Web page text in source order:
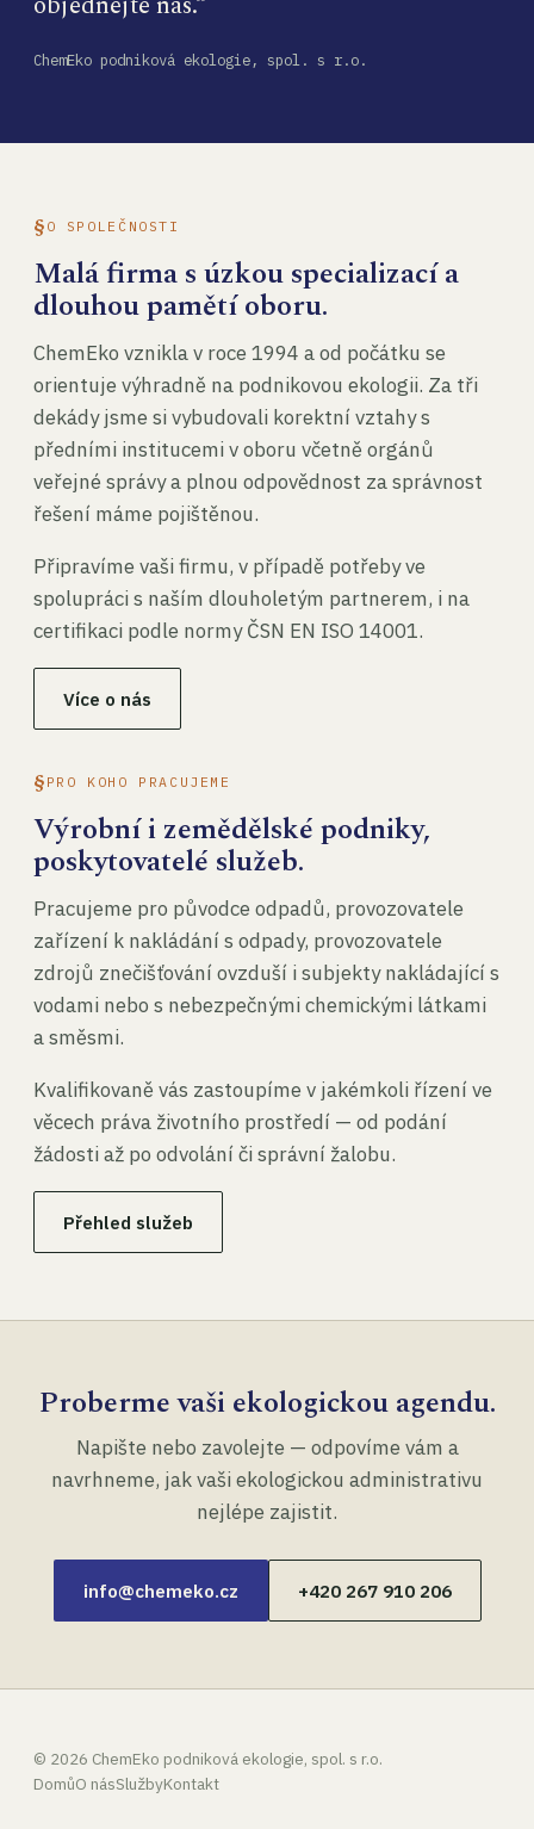
ChemEko podniková ekologie, spol. s r.o.
O SPOLEČNOSTI
Malá firma s úzkou specializací a
dlouhou pamětí oboru.
ChemEko vznikla v roce 1994 a od počátku se
orientuje výhradně na podnikovou ekologii. Za tři
dekády jsme si vybudovali korektní vztahy s
předními institucemi v oboru včetně orgánů
veřejné správy a plnou odpovědnost za správnost
řešení máme pojištěnou.
Připravíme vaši firmu, v případě potřeby ve
spolupráci s naším dlouholetým partnerem, i na
certifikaci podle normy ČSN EN ISO 14001.
Více o nás
PRO KOHO PRACUJEME
Výrobní i zemědělské podniky,
poskytovatelé služeb.
Pracujeme pro původce odpadů, provozovatele
zařízení k nakládání s odpady, provozovatele
zdrojů znečišťování ovzduší i subjekty nakládající s
vodami nebo s nebezpečnými chemickými látkami
a směsmi.
Kvalifikovaně vás zastoupíme v jakémkoli řízení ve
věcech práva životního prostředí — od podání
žádosti až po odvolání či správní žalobu.
Přehled služeb
Proberme vaši ekologickou agendu.
Napište nebo zavolejte — odpovíme vám a
navrhneme, jak vaši ekologickou administrativu
nejlépe zajistit.
info@chemeko.cz +420 267 910 206
© 2026 ChemEko podniková ekologie, spol. s r.o.
DomůO násSlužbyKontakt